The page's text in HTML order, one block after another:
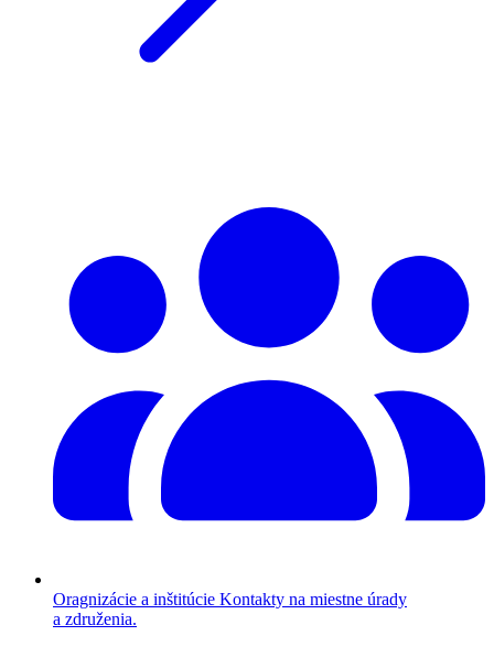
Oragnizácie a inštitúcie Kontakty na miestne úrady
a združenia.